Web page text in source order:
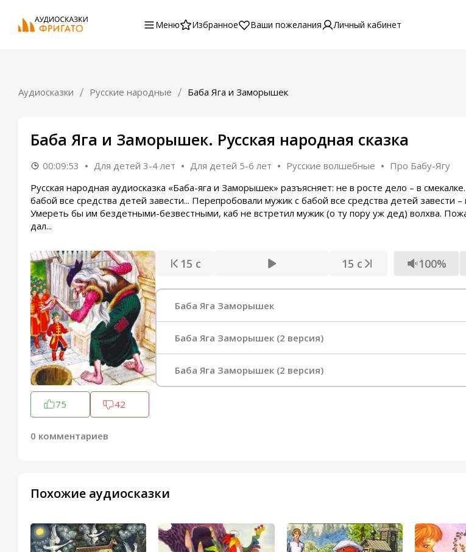
Меню Избранное Ваши пожелания Личный кабинет
Аудиосказки Русские народные Баба Яга и Заморышек
Баба Яга и Заморышек. Русская народная сказка
00:09:53 Для детей 3-4 лет Для детей 5-6 лет Русские волшебные
Про Бабу-Ягу
Русская народная аудиосказка «Баба-яга и Заморышек» разъясняет: не в росте дело – в
бабой все средства детей завести... Перепробовали мужик с бабой все средства детей завести –
Умереть бы им бездетными-безвестными, каб не встретил мужик (о ту пору уж дед) волхва.
дал...
75 42
0 комментариев
15 с 15 с 100%
Баба Яга Заморышек
Баба Яга Заморышек (2 версия)
Баба Яга Заморышек (2 версия)
Похожие аудиосказки